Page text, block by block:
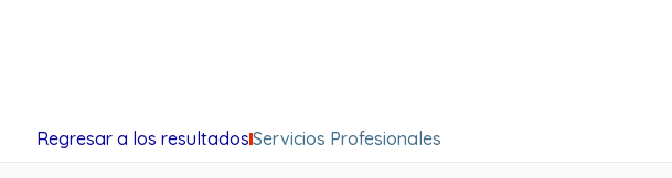
Regresar a los resultadosServicios Profesionales